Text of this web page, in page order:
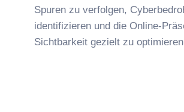
Spuren zu verfolgen,
identifizieren und die Online-
Sichtbarkeit gezielt zu